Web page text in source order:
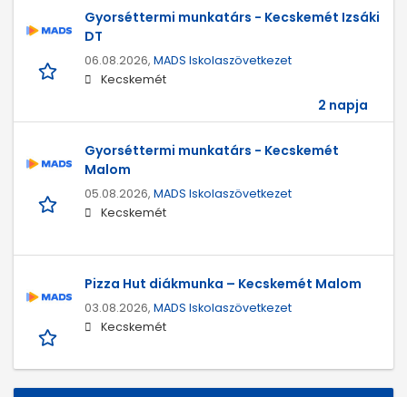
Gyorséttermi munkatárs - Kecskemét Izsáki
DT
06.08.2026, MADS Iskolaszövetkezet
Kecskemét
2 napja
Gyorséttermi munkatárs - Kecskemét
Malom
05.08.2026, MADS Iskolaszövetkezet
Kecskemét
Pizza Hut diákmunka – Kecskemét Malom
03.08.2026, MADS Iskolaszövetkezet
Kecskemét